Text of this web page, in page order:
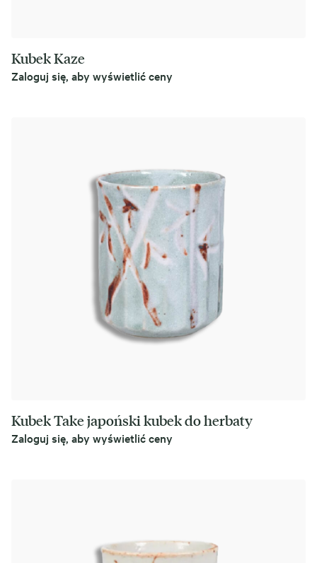
Kubek Kaze
Zaloguj się, aby wyświetlić ceny
Kubek Take japoński kubek do herbaty
Zaloguj się, aby wyświetlić ceny